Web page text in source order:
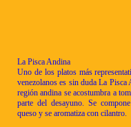
La Pisca Andina
Uno de los platos más
venezolanos es sin duda La Pisca
región andina se acostumbra a
parte del desayuno. Se
queso y se aromatiza con cilantro.